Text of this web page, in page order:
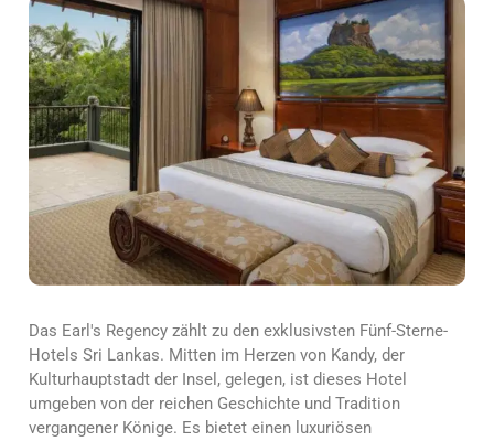
Das Earl's Regency zählt zu den exklusivsten Fünf-Sterne-
Hotels Sri Lankas. Mitten im Herzen von Kandy, der
Kulturhauptstadt der Insel, gelegen, ist dieses Hotel
umgeben von der reichen Geschichte und Tradition
vergangener Könige. Es bietet einen luxuriösen